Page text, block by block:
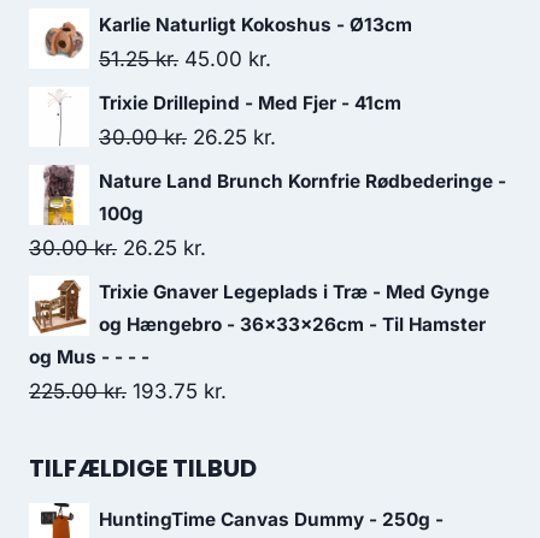
oprindelige
pris
93.75 kr..
aktuelle
Karlie Naturligt Kokoshus - Ø13cm
51.25kr. Den
oprindelige
pris
45.00 kr.
aktuelle
pris
Trixie Drillepind - Med Fjer - 41cm
30.00kr. Den
oprindelige
var:
30.00 kr..
26.25 kr.
aktuelle
26.25 kr..
Nature Land Brunch Kornfrie Rødbederinge -
100g
30.00kr. Den
oprindelige
pris
var:
30.00 kr..
26.25 kr.
aktuelle
pris
26.25 kr..
Trixie Gnaver Legeplads i Træ - Med Gynge
og Hængebro - 36x33x26cm - Til Hamster
og Mus - - - -
225.00kr. Den
pris
193.75 kr.
pris
TILFÆLDIGE TILBUD
HuntingTime Canvas Dummy - 250g -